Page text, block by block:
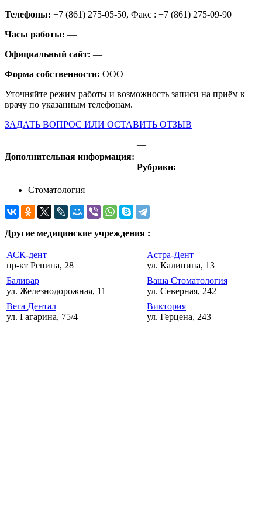
Телефоны: +7 (861) 275-05-50, Факс : +7 (861) 275-09-90
Часы работы: —
Официальный сайт: —
Форма собственности: ООО
Уточняйте режим работы и возможность записи на приём к
врачу по указанным телефонам.
ЗАДАТЬ ВОПРОС ИЛИ ОСТАВИТЬ ОТЗЫВ
Дополнительная информация:
—
Рубрики:
Стоматология
Другие медицинские учреждения :
АСК-дент
пр-кт Репина, 28
Астра-Дент
ул. Калинина, 13
Баливар
ул. Железнодорожная, 11
Ваша Стоматология
ул. Северная, 242
Вега Дентал
ул. Гагарина, 75/4
Виктория
ул. Герцена, 243